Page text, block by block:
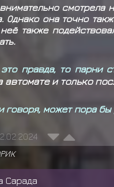
Однако она точно
также
правда, то парни
автомате и только
говоря, может пора
Сарада